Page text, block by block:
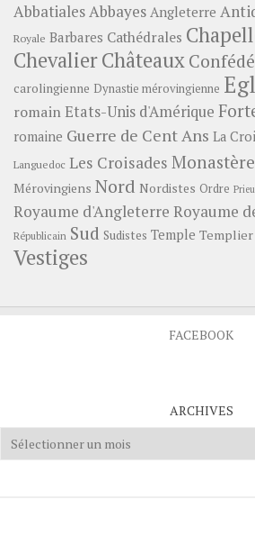
AbbatialesAbbayes Angleterre
Royale Barbares Cathédrales
ChevalierChâteaux
carolingienne Dynastie mérovingienne
romainEtats-Unis d'Amérique
romaine Guerre de Cent Ans La
Languedoc Les Croisades Monastère
Mérovingiens Nord Nordistes Ordre
Royaume d'Angleterre Royaume
Républicain Sud Sudistes Temple Templier
Vestiges
FACEBOOK
ARCHIVES
Archives